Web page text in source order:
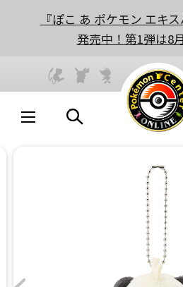
『ぽこ あ ポケモン エキ
発売中！第1弾は8